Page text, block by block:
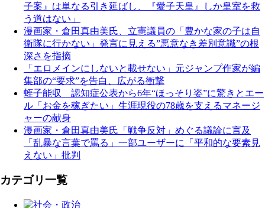
子案』は単なる引き延ばし、『愛子天皇』しか皇室を救
う道はない」
漫画家・倉田真由美氏、立憲議員の「豊かな家の子は自
衛隊に行かない」発言に見える”悪意なき差別意識”の根
深さを指摘
「エロメインにしないと載せない」元ジャンプ作家が編
集部の“要求”を告白、広がる衝撃
蛭子能収 認知症公表から6年“ほっそり姿”に驚きとエー
ル「お金を稼ぎたい」生涯現役の78歳を支えるマネージ
ャーの献身
漫画家・倉田真由美氏「戦争反対」めぐる議論に言及
「乱暴な言葉で罵る」一部ユーザーに「平和的な要素見
えない」批判
カテゴリ一覧